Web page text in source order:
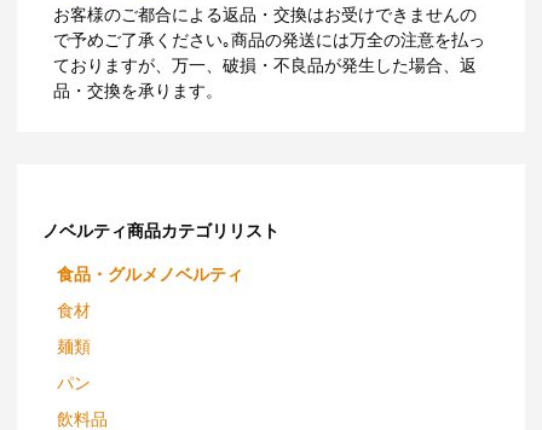
お客様のご都合による返品・交換はお受けできませんの
で予めご了承ください｡商品の発送には万全の注意を払っ
ておりますが、万一、破損・不良品が発生した場合、返
品・交換を承ります。
ノベルティ商品カテゴリリスト
食品・グルメノベルティ
食材
麺類
パン
飲料品